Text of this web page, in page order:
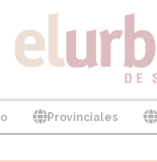
Provinciales